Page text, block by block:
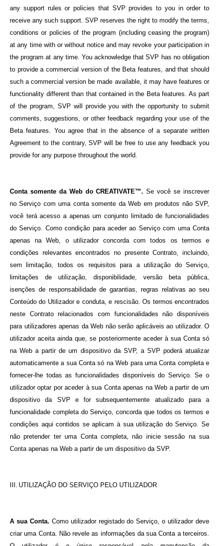
any support rules or policies that SVP provides to you in order to
receive any such support. SVP reserves the right to modify the terms,
conditions or policies of the program (including ceasing the program)
at any time with or without notice and may revoke your participation in
the program at any time. You acknowledge that SVP has no obligation
to provide a commercial version of the Beta features, and that should
such a commercial version be made available, it may have features or
functionality different than that contained in the Beta features. As part
of the program, SVP will provide you with the opportunity to submit
comments, suggestions, or other feedback regarding your use of the
Beta features. You agree that in the absence of a separate written
Agreement to the contrary, SVP will be free to use any feedback you
provide for any purpose throughout the world.
Conta somente da Web do CREATIVATE™.Se você se inscrever
no Serviço com uma conta somente da Web em produtos não SVP,
você terá acesso a apenas um conjunto limitado de funcionalidades
do Serviço. Como condição para aceder ao Serviço com uma Conta
apenas na Web, o utilizador concorda com todos os termos e
condições relevantes encontrados no presente Contrato, incluindo,
sem limitação, todos os requisitos para a utilização do Serviço,
limitações de utilização, disponibilidade, versão beta pública,
isenções de responsabilidade de garantias, regras relativas ao seu
Conteúdo do Utilizador e conduta, e rescisão. Os termos encontrados
neste Contrato relacionados com funcionalidades não disponíveis
para utilizadores apenas da Web não serão aplicáveis ao utilizador. O
utilizador aceita ainda que, se posteriormente aceder à sua Conta só
na Web a partir de um dispositivo da SVP, a SVP poderá atualizar
automaticamente a sua Conta só na Web para uma Conta completa e
fornecer-lhe todas as funcionalidades disponíveis do Serviço. Se o
utilizador optar por aceder à sua Conta apenas na Web a partir de um
dispositivo da SVP e for subsequentemente atualizado para a
funcionalidade completa do Serviço, concorda que todos os termos e
condições aqui contidos se aplicam à sua utilização do Serviço. Se
não pretender ter uma Conta completa, não inicie sessão na sua
Conta apenas na Web a partir de um dispositivo da SVP.
III. UTILIZAÇÃO DO SERVIÇO PELO UTILIZADOR
A sua Conta. Como utilizador registado do Serviço, o utilizador deve
criar uma Conta. Não revele as informações da sua Conta a terceiros.